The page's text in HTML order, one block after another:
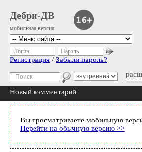
Дебри-ДВ
мобильная версия
Логин Пароль
Регистрация / Забыли пароль?
Новый комментарий
Вы просматриваете мобильную
Перейти на обычную версию >>